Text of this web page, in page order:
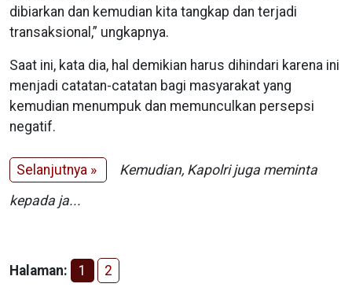
dibiarkan dan kemudian kita tangkap dan terjadi
transaksional,” ungkapnya.
Saat ini, kata dia, hal demikian harus dihindari karena ini
menjadi catatan-catatan bagi masyarakat yang
kemudian menumpuk dan memunculkan persepsi
negatif.
Selanjutnya »
Kemudian, Kapolri juga meminta
kepada ja...
Halaman: 1 2